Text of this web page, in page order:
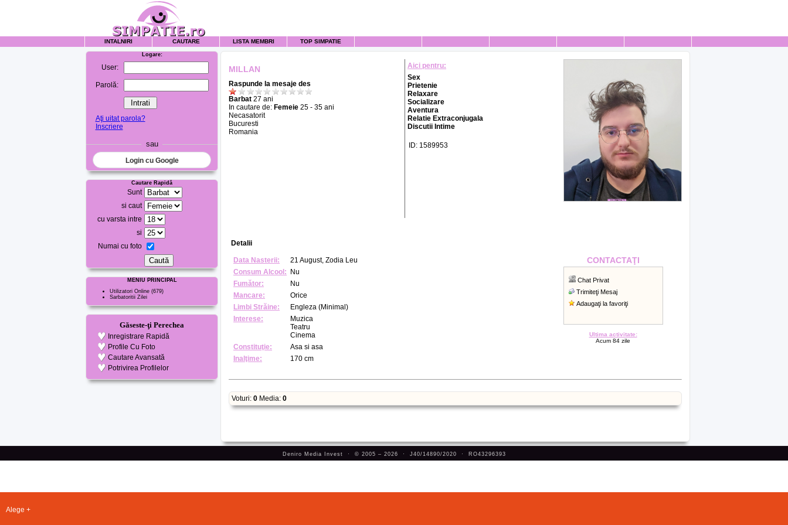
INTALNIRI CAUTARE LISTA MEMBRI TOP SIMPATIE
Logare:
User:
Parolă:
Aţi uitat parola?
Inscriere
sau
Login cu Google
Cautare Rapidă
Sunt
si caut
cu varsta intre
si
Numai cu foto
MENIU PRINCIPAL
Utilizatori Online (679)
Sarbatoritii Zilei
Găseste-ţi Perechea
Inregistrare Rapidă
Profile Cu Foto
Cautare Avansată
Potrivirea Profilelor
MILLAN
Raspunde la mesaje des
Barbat 27 ani
In cautare de: Femeie 25 - 35 ani
Necasatorit
Bucuresti
Romania
Aici pentru:
Sex
Prietenie
Relaxare
Socializare
Aventura
Relatie Extraconjugala
Discutii Intime
ID: 1589953
Detalii
Data Nasterii:
21 August, Zodia Leu
Consum Alcool:
Nu
Fumător:
Nu
Mancare:
Orice
Limbi Străine:
Engleza (Minimal)
Interese:
Muzica
Teatru
Cinema
Constituţie:
Asa si asa
Inalţime:
170 cm
CONTACTAŢI
Chat Privat
Trimiteţi Mesaj
Adaugaţi la favoriţi
Ultima activitate:
Acum 84 zile
Voturi: 0 Media: 0
Deniro Media Invest · © 2005 – 2026 · J40/14890/2020 · RO43296393
Alege